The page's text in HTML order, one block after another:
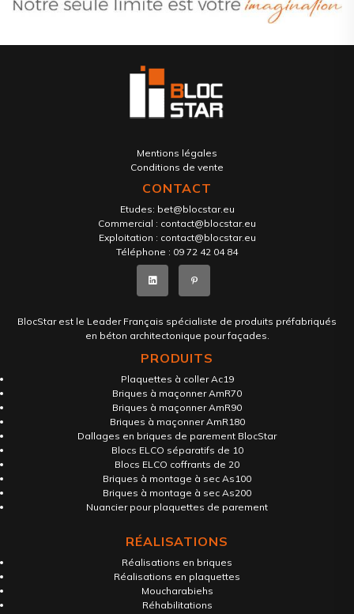
Mentions légales
Conditions de vente
CONTACT
Etudes: bet@blocstar.eu
Commercial : contact@blocstar.eu
Exploitation : contact@blocstar.eu
Téléphone : 09 72 42 04 84
BlocStar est le Leader Français spécialiste de produits préfabriqués
en béton architectonique pour façades.
PRODUITS
Plaquettes à coller Ac19
Briques à maçonner AmR70
Briques à maçonner AmR90
Briques à maçonner AmR180
Dallages en briques de parement BlocStar
Blocs ELCO séparatifs de 10
Blocs ELCO coffrants de 20
Briques à montage à sec As100
Briques à montage à sec As200
Nuancier pour plaquettes de parement
RÉALISATIONS
Réalisations en briques
Réalisations en plaquettes
Moucharabiehs
Réhabilitations